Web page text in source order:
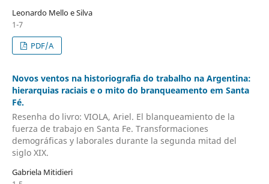
Leonardo Mello e Silva
1-7
PDF/A
Novos ventos na historiografia do trabalho na Argentina:
hierarquias raciais e o mito do branqueamento em Santa
Fé.
Resenha do livro: VIOLA, Ariel. El blanqueamiento de la
fuerza de trabajo en Santa Fe. Transformaciones
demográficas y laborales durante la segunda mitad del
siglo XIX.
Gabriela Mitidieri